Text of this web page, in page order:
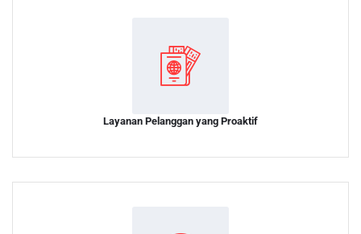
Layanan Pelanggan yang Proaktif